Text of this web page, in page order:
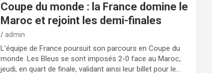
Coupe du monde : la France domine le
Maroc et rejoint les demi-finales
admin
L’équipe de France poursuit son parcours en Coupe du
monde. Les Bleus se sont imposés 2-0 face au Maroc,
jeudi, en quart de finale, validant ainsi leur billet pour le…